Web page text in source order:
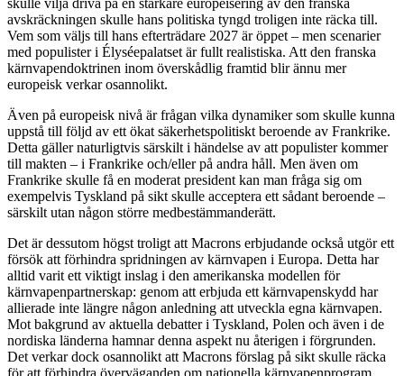
avskräckningen skulle hans politiska tyngd troligen inte räcka till.
Vem som väljs till hans efterträdare 2027 är öppet – men scenarier
med populister i Élyséepalatset är fullt realistiska. Att den franska
kärnvapendoktrinen inom överskådlig framtid blir ännu mer
europeisk verkar osannolikt.
Även på europeisk nivå är frågan vilka dynamiker som skulle kunna
uppstå till följd av ett ökat säkerhetspolitiskt beroende av Frankrike.
Detta gäller naturligtvis särskilt i händelse av att populister kommer
till makten – i Frankrike och/eller på andra håll. Men även om
Frankrike skulle få en moderat president kan man fråga sig om
exempelvis Tyskland på sikt skulle acceptera ett sådant beroende –
särskilt utan någon större medbestämmanderätt.
Det är dessutom högst troligt att Macrons erbjudande också utgör ett
försök att förhindra spridningen av kärnvapen i Europa. Detta har
alltid varit ett viktigt inslag i den amerikanska modellen för
kärnvapenpartnerskap: genom att erbjuda ett kärnvapenskydd har
allierade inte längre någon anledning att utveckla egna kärnvapen.
Mot bakgrund av aktuella debatter i Tyskland, Polen och även i de
nordiska länderna hamnar denna aspekt nu återigen i förgrunden.
Det verkar dock osannolikt att Macrons förslag på sikt skulle räcka
för att förhindra överväganden om nationella kärnvapenprogram.